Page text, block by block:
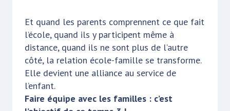
Et quand les parents comprennent ce que fait
l’école, quand ils y participent même à
distance, quand ils ne sont plus de l’autre
côté, la relation école-famille se transforme.
Elle devient une alliance au service de
l’enfant.
Faire équipe avec les familles : c’est